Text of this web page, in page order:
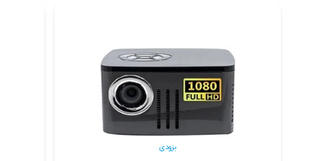
بزودی